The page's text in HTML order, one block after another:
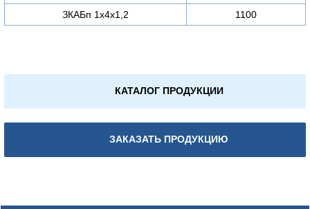
ЗКАБп 1х4х1,2 1100
КАТАЛОГ ПРОДУКЦИИ
ЗАКАЗАТЬ ПРОДУКЦИЮ